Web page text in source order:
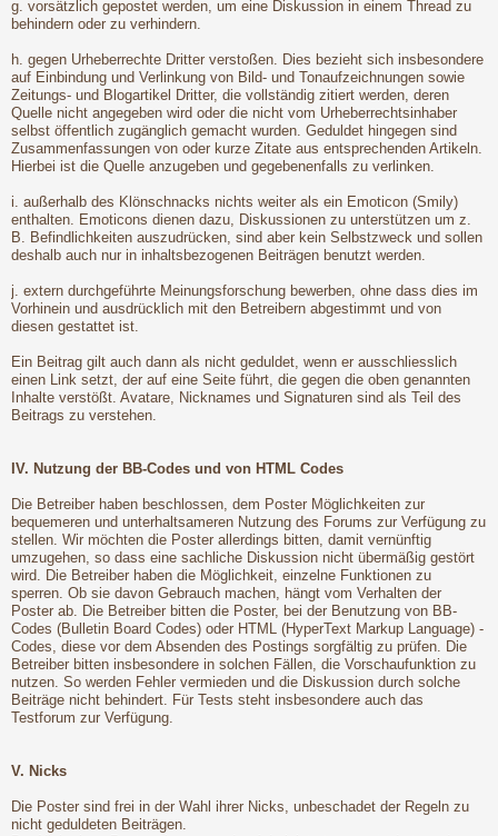
g. vorsätzlich gepostet werden, um eine Diskussion in einem Thread zu
behindern oder zu verhindern.
h. gegen Urheberrechte Dritter verstoßen. Dies bezieht sich insbesondere
auf Einbindung und Verlinkung von Bild- und Tonaufzeichnungen sowie
Zeitungs- und Blogartikel Dritter, die vollständig zitiert werden, deren
Quelle nicht angegeben wird oder die nicht vom Urheberrechtsinhaber
selbst öffentlich zugänglich gemacht wurden. Geduldet hingegen sind
Zusammenfassungen von oder kurze Zitate aus entsprechenden Artikeln.
Hierbei ist die Quelle anzugeben und gegebenenfalls zu verlinken.
i. außerhalb des Klönschnacks nichts weiter als ein Emoticon (Smily)
enthalten. Emoticons dienen dazu, Diskussionen zu unterstützen um z.
B. Befindlichkeiten auszudrücken, sind aber kein Selbstzweck und sollen
deshalb auch nur in inhaltsbezogenen Beiträgen benutzt werden.
j. extern durchgeführte Meinungsforschung bewerben, ohne dass dies im
Vorhinein und ausdrücklich mit den Betreibern abgestimmt und von
diesen gestattet ist.
Ein Beitrag gilt auch dann als nicht geduldet, wenn er ausschliesslich
einen Link setzt, der auf eine Seite führt, die gegen die oben genannten
Inhalte verstößt. Avatare, Nicknames und Signaturen sind als Teil des
Beitrags zu verstehen.
IV. Nutzung der BB-Codes und von HTML Codes
Die Betreiber haben beschlossen, dem Poster Möglichkeiten zur
bequemeren und unterhaltsameren Nutzung des Forums zur Verfügung zu
stellen. Wir möchten die Poster allerdings bitten, damit vernünftig
umzugehen, so dass eine sachliche Diskussion nicht übermäßig gestört
wird. Die Betreiber haben die Möglichkeit, einzelne Funktionen zu
sperren. Ob sie davon Gebrauch machen, hängt vom Verhalten der
Poster ab. Die Betreiber bitten die Poster, bei der Benutzung von BB-
Codes (Bulletin Board Codes) oder HTML (HyperText Markup Language) -
Codes, diese vor dem Absenden des Postings sorgfältig zu prüfen. Die
Betreiber bitten insbesondere in solchen Fällen, die Vorschaufunktion zu
nutzen. So werden Fehler vermieden und die Diskussion durch solche
Beiträge nicht behindert. Für Tests steht insbesondere auch das
Testforum zur Verfügung.
V. Nicks
Die Poster sind frei in der Wahl ihrer Nicks, unbeschadet der Regeln zu
nicht geduldeten Beiträgen.